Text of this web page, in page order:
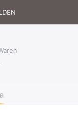
um alle